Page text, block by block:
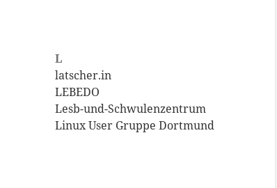
L
latscher.in
LEBEDO
Lesb-und-Schwulenzentrum
Linux User Gruppe Dortmund